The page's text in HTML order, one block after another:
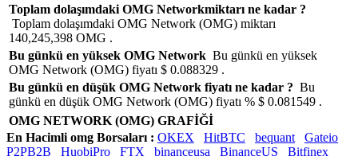
Toplam dolaşımdaki OMG Networkmiktarı ne kadar ?
Toplam dolaşımdaki OMG Network (OMG) miktarı
140,245,398 OMG .
Bu günkü en yüksek OMG Network Bu günkü en yüksek
OMG Network (OMG) fiyatı $ 0.088329 .
Bu günkü en düşük OMG Network fiyatı ne kadar ? Bu
günkü en düşük OMG Network (OMG) fiyatı % $ 0.081549 .
OMG NETWORK (OMG) GRAFİĞİ
En Hacimli omg Borsaları : OKEX HitBTC bequant
Gateio
P2PB2B
HuobiPro FTX binanceusa BinanceUS
Bitfinex